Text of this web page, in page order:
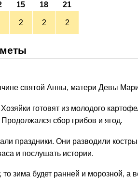
15 18 21
2 2 2
святой Анны, матери Девы
Хозяйки готовят из молодого
сбор грибов и ягод.
праздники. Они разводили
и послушать истории.
то зима будет ранней и морозной, а